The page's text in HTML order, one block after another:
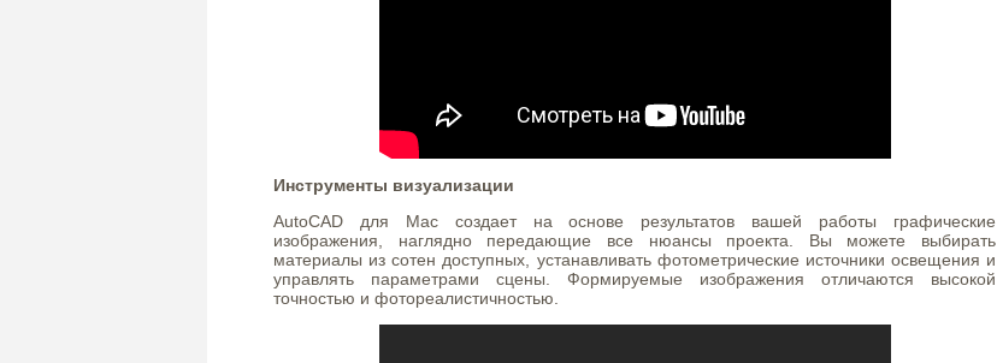
Инструменты визуализации
AutoCAD для Mac создает на основе результатов вашей работы графические
изображения, наглядно передающие все нюансы проекта. Вы можете выбирать
материалы из сотен доступных, устанавливать фотометрические источники освещения и
управлять параметрами сцены. Формируемые изображения отличаются высокой
точностью и фотореалистичностью.